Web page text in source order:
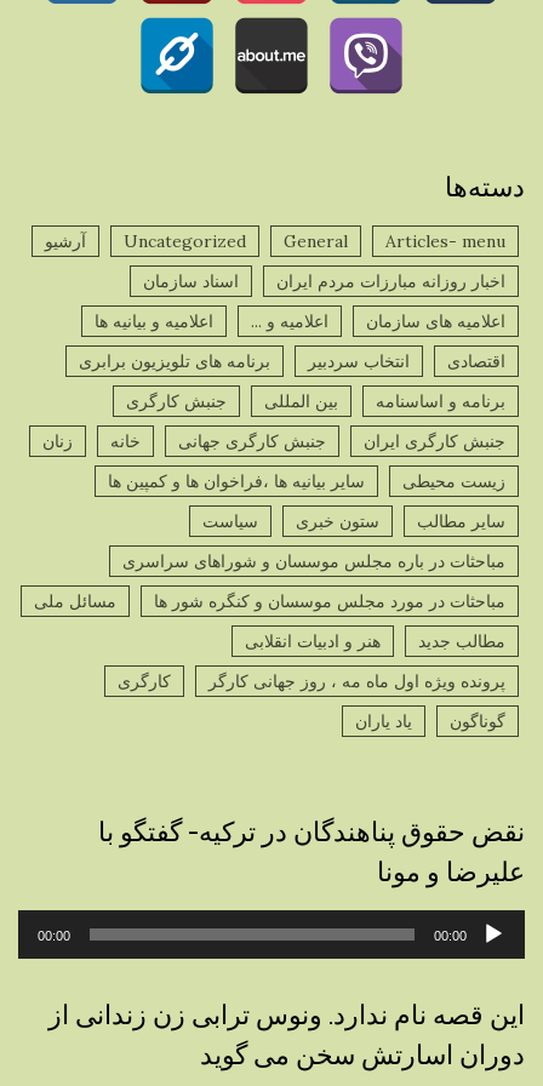
دسته‌ها
Articles- menu
General
Uncategorized
آرشیو
اخبار روزانه مبارزات مردم ایران
اسناد سازمان
اعلامیه های سازمان
اعلامیه و ...
اعلامیه و بیانیه ها
اقتصادی
انتخاب سردبیر
برنامه های تلویزیون برابری
برنامه و اساسنامه
بین المللی
جنبش کارگری
جنبش کارگری ایران
جنبش کارگری جهانی خانه
زنان
زیست محیطی
سایر بیانیه ها ،فراخوان ها و کمپین ها
سایر مطالب
ستون خبری
سیاست
مباحثات در باره مجلس موسسان و شوراهای سراسری
مباحثات در مورد مجلس موسسان و کنگره شور ها
مسائل ملی
مطالب جدید
هنر و ادبیات انقلابی
پرونده ویژه اول ماه مه ، روز جهانی کارگر
کارگری
گوناگون
یاد یاران
نقض حقوق پناهندگان در ترکیه- گفتگو با
علیرضا و مونا
پخش‌کننده
00:00
00:00
این قصه نام ندارد. ونوس ترابی زن زندانی از
دوران اسارتش سخن می گوید